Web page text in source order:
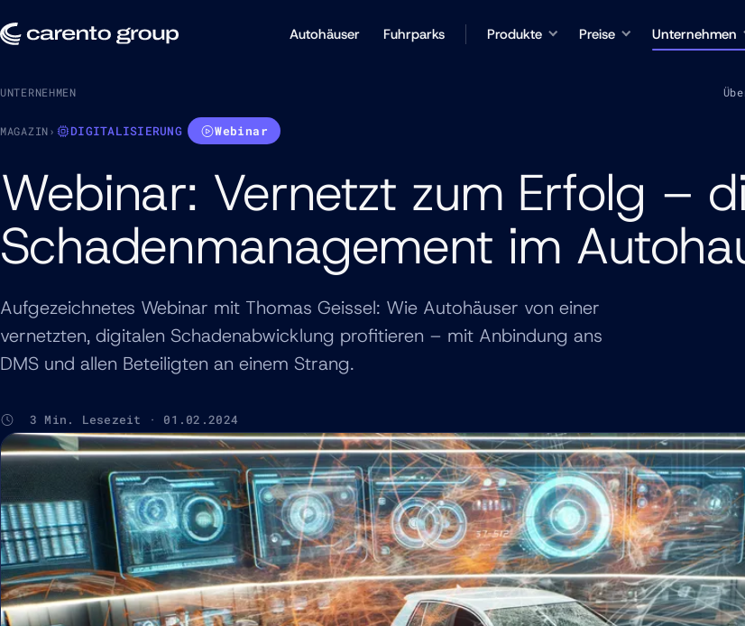
Autohäuser Fuhrparks Produkte Preise Unternehmen
UNTERNEHMEN
MAGAZIN› DIGITALISIERUNG Webinar
Webinar: Vernetzt zum Erfolg –
Schadenmanagement im
Aufgezeichnetes Webinar mit Thomas Geissel: Wie Autohäuser von einer
vernetzten, digitalen Schadenabwicklung profitieren – mit Anbindung ans
DMS und allen Beteiligten an einem Strang.
3 Min. Lesezeit · 01.02.2024